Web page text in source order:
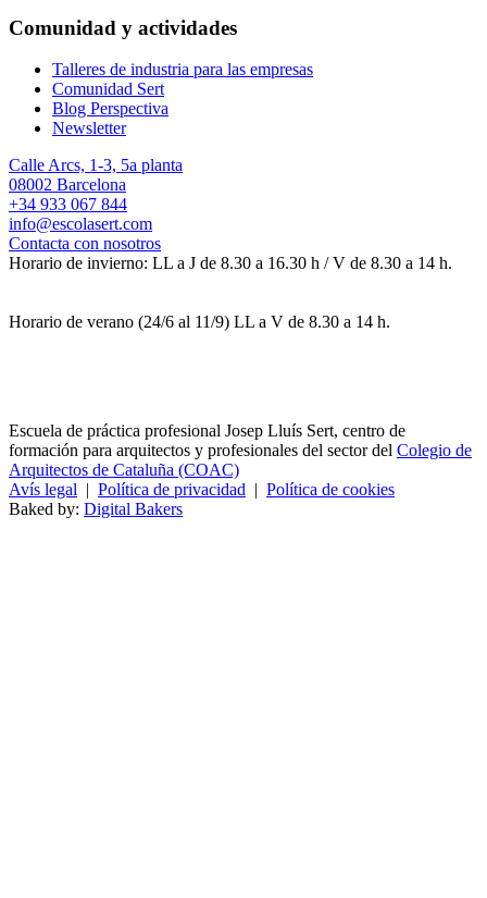
Comunidad y actividades
Talleres de industria para las empresas
Comunidad Sert
Blog Perspectiva
Newsletter
Calle Arcs, 1-3, 5a planta
08002 Barcelona
+34 933 067 844
info@escolasert.com
Contacta con nosotros
Horario de invierno: LL a J de 8.30 a 16.30 h / V de 8.30 a 14 h.
Horario de verano (24/6 al 11/9) LL a V de 8.30 a 14 h.
Escuela de práctica profesional Josep Lluís Sert, centro de
formación para arquitectos y profesionales del sector del Colegio de
Arquitectos de Cataluña (COAC)
Avís legal | Política de privacidad | Política de cookies
Baked by: Digital Bakers